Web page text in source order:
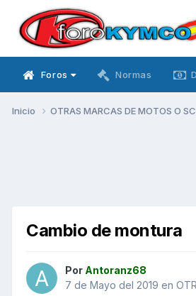
Foros Normas
Inicio OTRAS MARCAS DE MOTOS O
Cambio de montura
Por Antoranz68
7 de Mayo del 2019 en